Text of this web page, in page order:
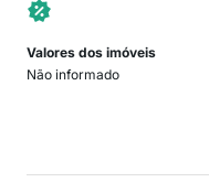
Valores dos imóveis
Não informado